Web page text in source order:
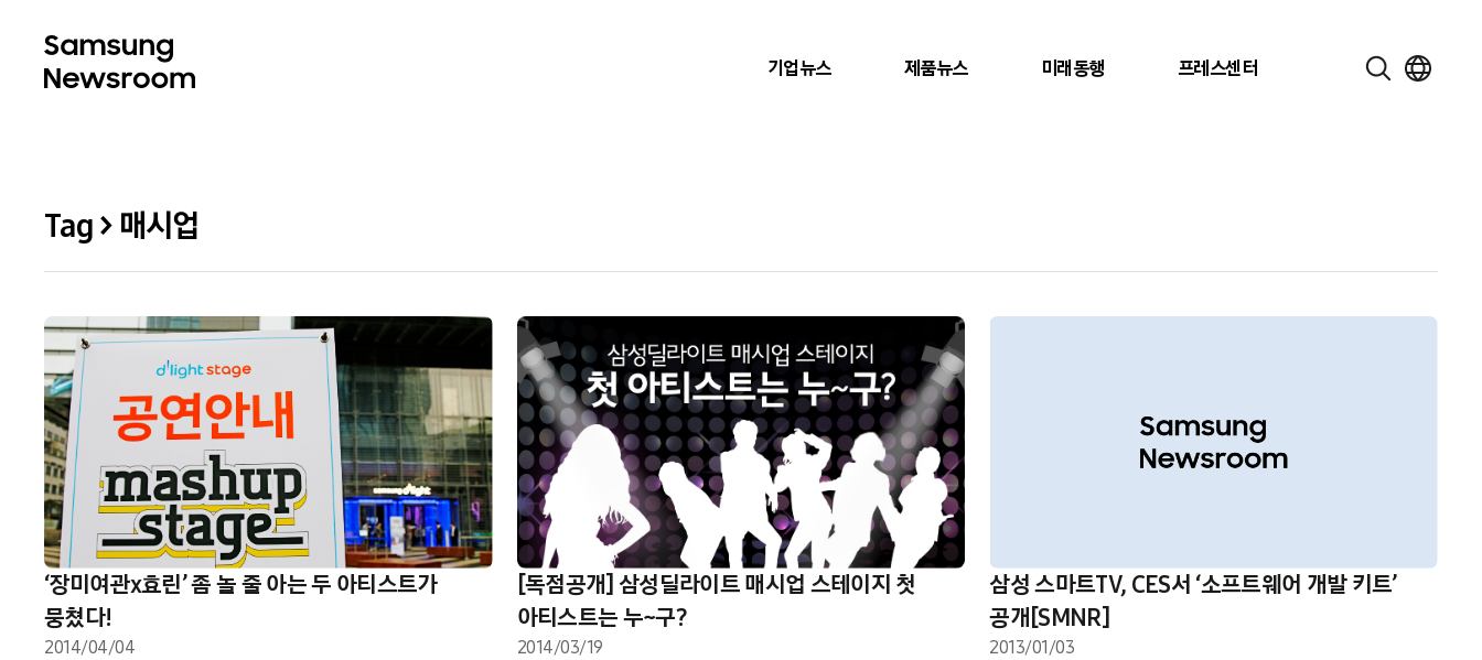
기업뉴스 제품뉴스 미래동행 프레스센터
Tag > 매시업
‘장미여관x효린’ 좀 놀 줄 아는 두 아티스트가
뭉쳤다!
2014/04/04
[독점공개] 삼성딜라이트 매시업 스테이지 첫
아티스트는 누~구?
2014/03/19
삼성 스마트TV, CES서 ‘소프트웨어 개발 키트’
공개[SMNR]
2013/01/03